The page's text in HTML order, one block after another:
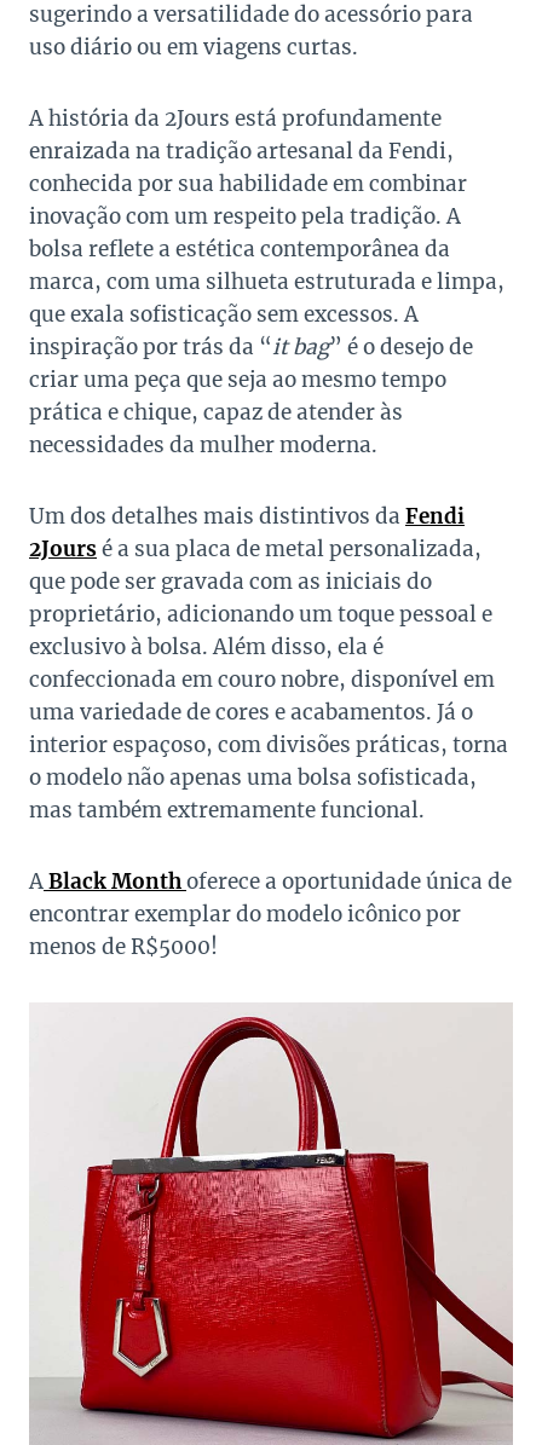
sugerindo a versatilidade do acessório para
uso diário ou em viagens curtas.
A história da 2Jours está profundamente
enraizada na tradição artesanal da Fendi,
conhecida por sua habilidade em combinar
inovação com um respeito pela tradição. A
bolsa reflete a estética contemporânea da
marca, com uma silhueta estruturada e limpa,
que exala sofisticação sem excessos. A
inspiração por trás da “it bag” é o desejo de
criar uma peça que seja ao mesmo tempo
prática e chique, capaz de atender às
necessidades da mulher moderna.
Um dos detalhes mais distintivos da Fendi
2Joursé a sua placa de metal personalizada,
que pode ser gravada com as iniciais do
proprietário, adicionando um toque pessoal e
exclusivo à bolsa. Além disso, ela é
confeccionada em couro nobre, disponível em
uma variedade de cores e acabamentos. Já o
interior espaçoso, com divisões práticas, torna
o modelo não apenas uma bolsa sofisticada,
mas também extremamente funcional.
ABlack Monthoferece a oportunidade única de
encontrar exemplar do modelo icônico por
menos de R$5000!